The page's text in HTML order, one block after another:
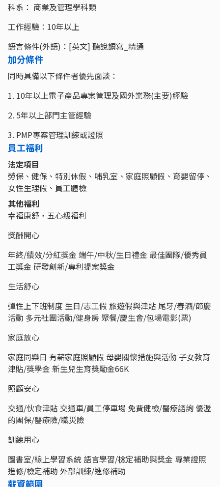
科系： 商業及管理學科類
工作經驗：10年以上
語言條件(外語)：[英文] 聽說讀寫_精通
加分條件
同時具備以下條件者優先面談：
1. 10年以上電子產品專案管理及國外業務(主要)經驗
2. 5年以上部門主管經驗
3. PMP專案管理訓練或證照
員工福利
法定項目
勞保、健保、特別休假、哺乳室、家庭照顧假、育嬰留停、
女性生理假、員工體檢
其他福利
幸福康舒，五心級福利
獎酬開心
年終/績效/分紅獎金 端午/中秋/生日禮金 最佳團隊/優秀員
工獎金 研發創新/專利提案獎金
生活舒心
彈性上下班制度 生日/志工假 旅遊假與津貼 尾牙/春酒/節慶
活動 多元社團活動/健身房 聚餐/慶生會/包場電影(票)
家庭放心
家庭同樂日 有薪家庭照顧假 母嬰關懷措施與活動 子女教育
津貼/獎學金 新生兒生育獎勵金66K
照顧安心
交通/伙食津貼 交通車/員工停車場 免費健檢/醫療諮詢 優渥
的團保/醫療險/職災險
訓練用心
圖書室/線上學習系統 語言學習/檢定補助與獎金 專業證照
進修/檢定補助 外部訓練/進修補助
薪資範圍